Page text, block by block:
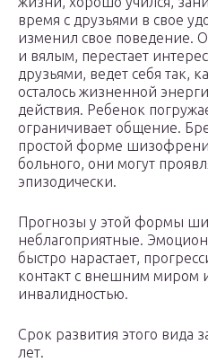
время с друзьями в свое
изменил свое поведение.
и вялым, перестает
друзьями, ведет себя так,
осталось жизненной
действия. Ребенок
ограничивает общение.
простой форме
больного, они могут
эпизодически.
Прогнозы у этой формы
неблагоприятные.
быстро нарастает,
контакт с внешним миром
инвалидностью.
Срок развития этого вида
лет.